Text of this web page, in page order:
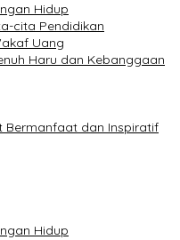
Hidup
cita Pendidikan
Uang
Haru dan Kebanggaan
Bermanfaat dan Inspiratif
Hidup